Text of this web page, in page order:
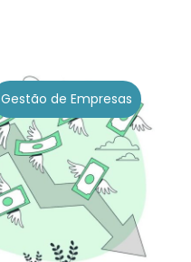
Gestão de Empresas